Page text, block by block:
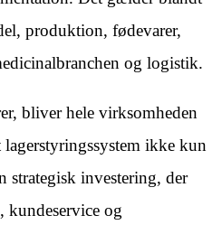
produktion, fødevarer,
og logistik.
bliver hele virksomheden
ikke kun
investering, der
kundeservice og